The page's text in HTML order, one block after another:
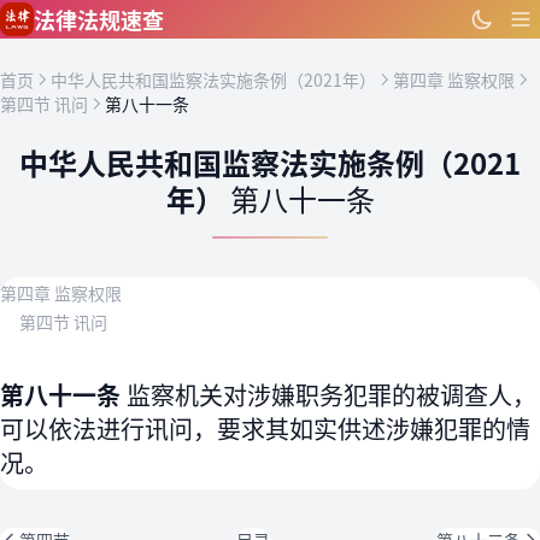
跳到主要内容
法律法规速查
首页 中华人民共和国监察法实施条例（2021年）
第四章 监察权限
第四节 讯问
第八十一条
中华人民共和国监察法实施条例（2021
年） 第八十一条
第四章 监察权限
第四节 讯问
第八十一条 监察机关对涉嫌职务犯罪的被调查人，
可以依法进行讯问，要求其如实供述涉嫌犯罪的情
况。